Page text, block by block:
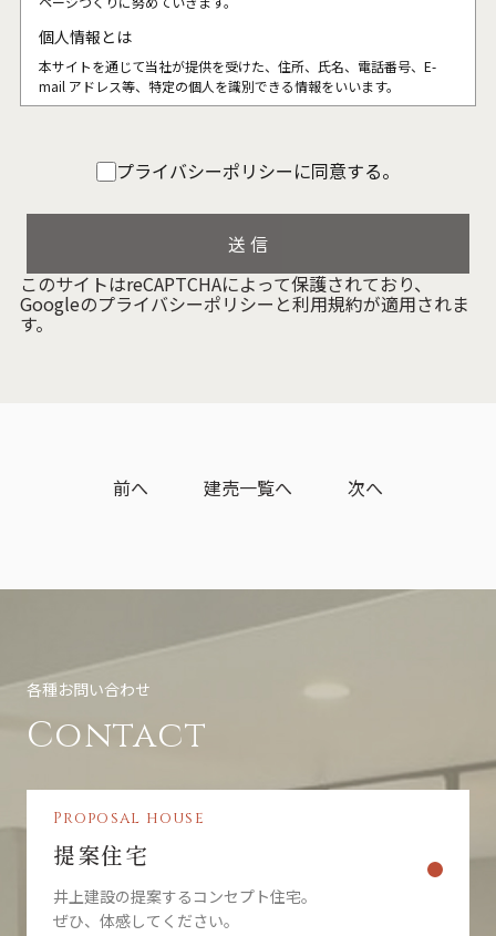
個人情報とは
本サイトを通じて当社が提供を受けた、住所、氏名、電話番号、E-
mail アドレス等、特定の個人を識別できる情報をいいます。
る情報の提供を原則とします。
す。
個人情報の利用制限について
提供いただいた個人情報は、あらかじめ明示した利用目的の範囲内で
利用いたします。
収集しました個人情報については、ホームページ管理者が厳重に管理
利用目的に関し保存の必要のなくなった個人情報については、確実
IPアドレス等の利用について
当社ウェブサイトへのアクセスの傾向を分析するため、また、当社ウ
ェブサイトで発生した問題を解決するために、アクセスのなされたIP
アドレス、ドメインを記録することがあります。しかし、そのような
データからは、お客様個人を特定することはできません。
バよりお客様のコンピュータにクッキー（cookie）と呼ばれる小規模
のデータを送付し、ハードディスクに記憶することがあります。ブラ
ウザの設定でクッキーの受け取りを拒否することができますが、それ
によりウェブサイトのご利用が正常にできない場合がありますのでご
注意下さい。
Google を含む第三者配信事業者は Cookieを使用して、当ウェブサイ
プライバシーポリシーに同意する。
このサイトはreCAPTCHAによって保護されており、
Googleのプライバシーポリシー と利用規約が適用されま
す。
前へ 建売一覧へ 次へ
各種お問い合わせ
Contact
Proposal house
提案住宅
井上建設の提案するコンセプト住宅。
ぜひ、体感してください。